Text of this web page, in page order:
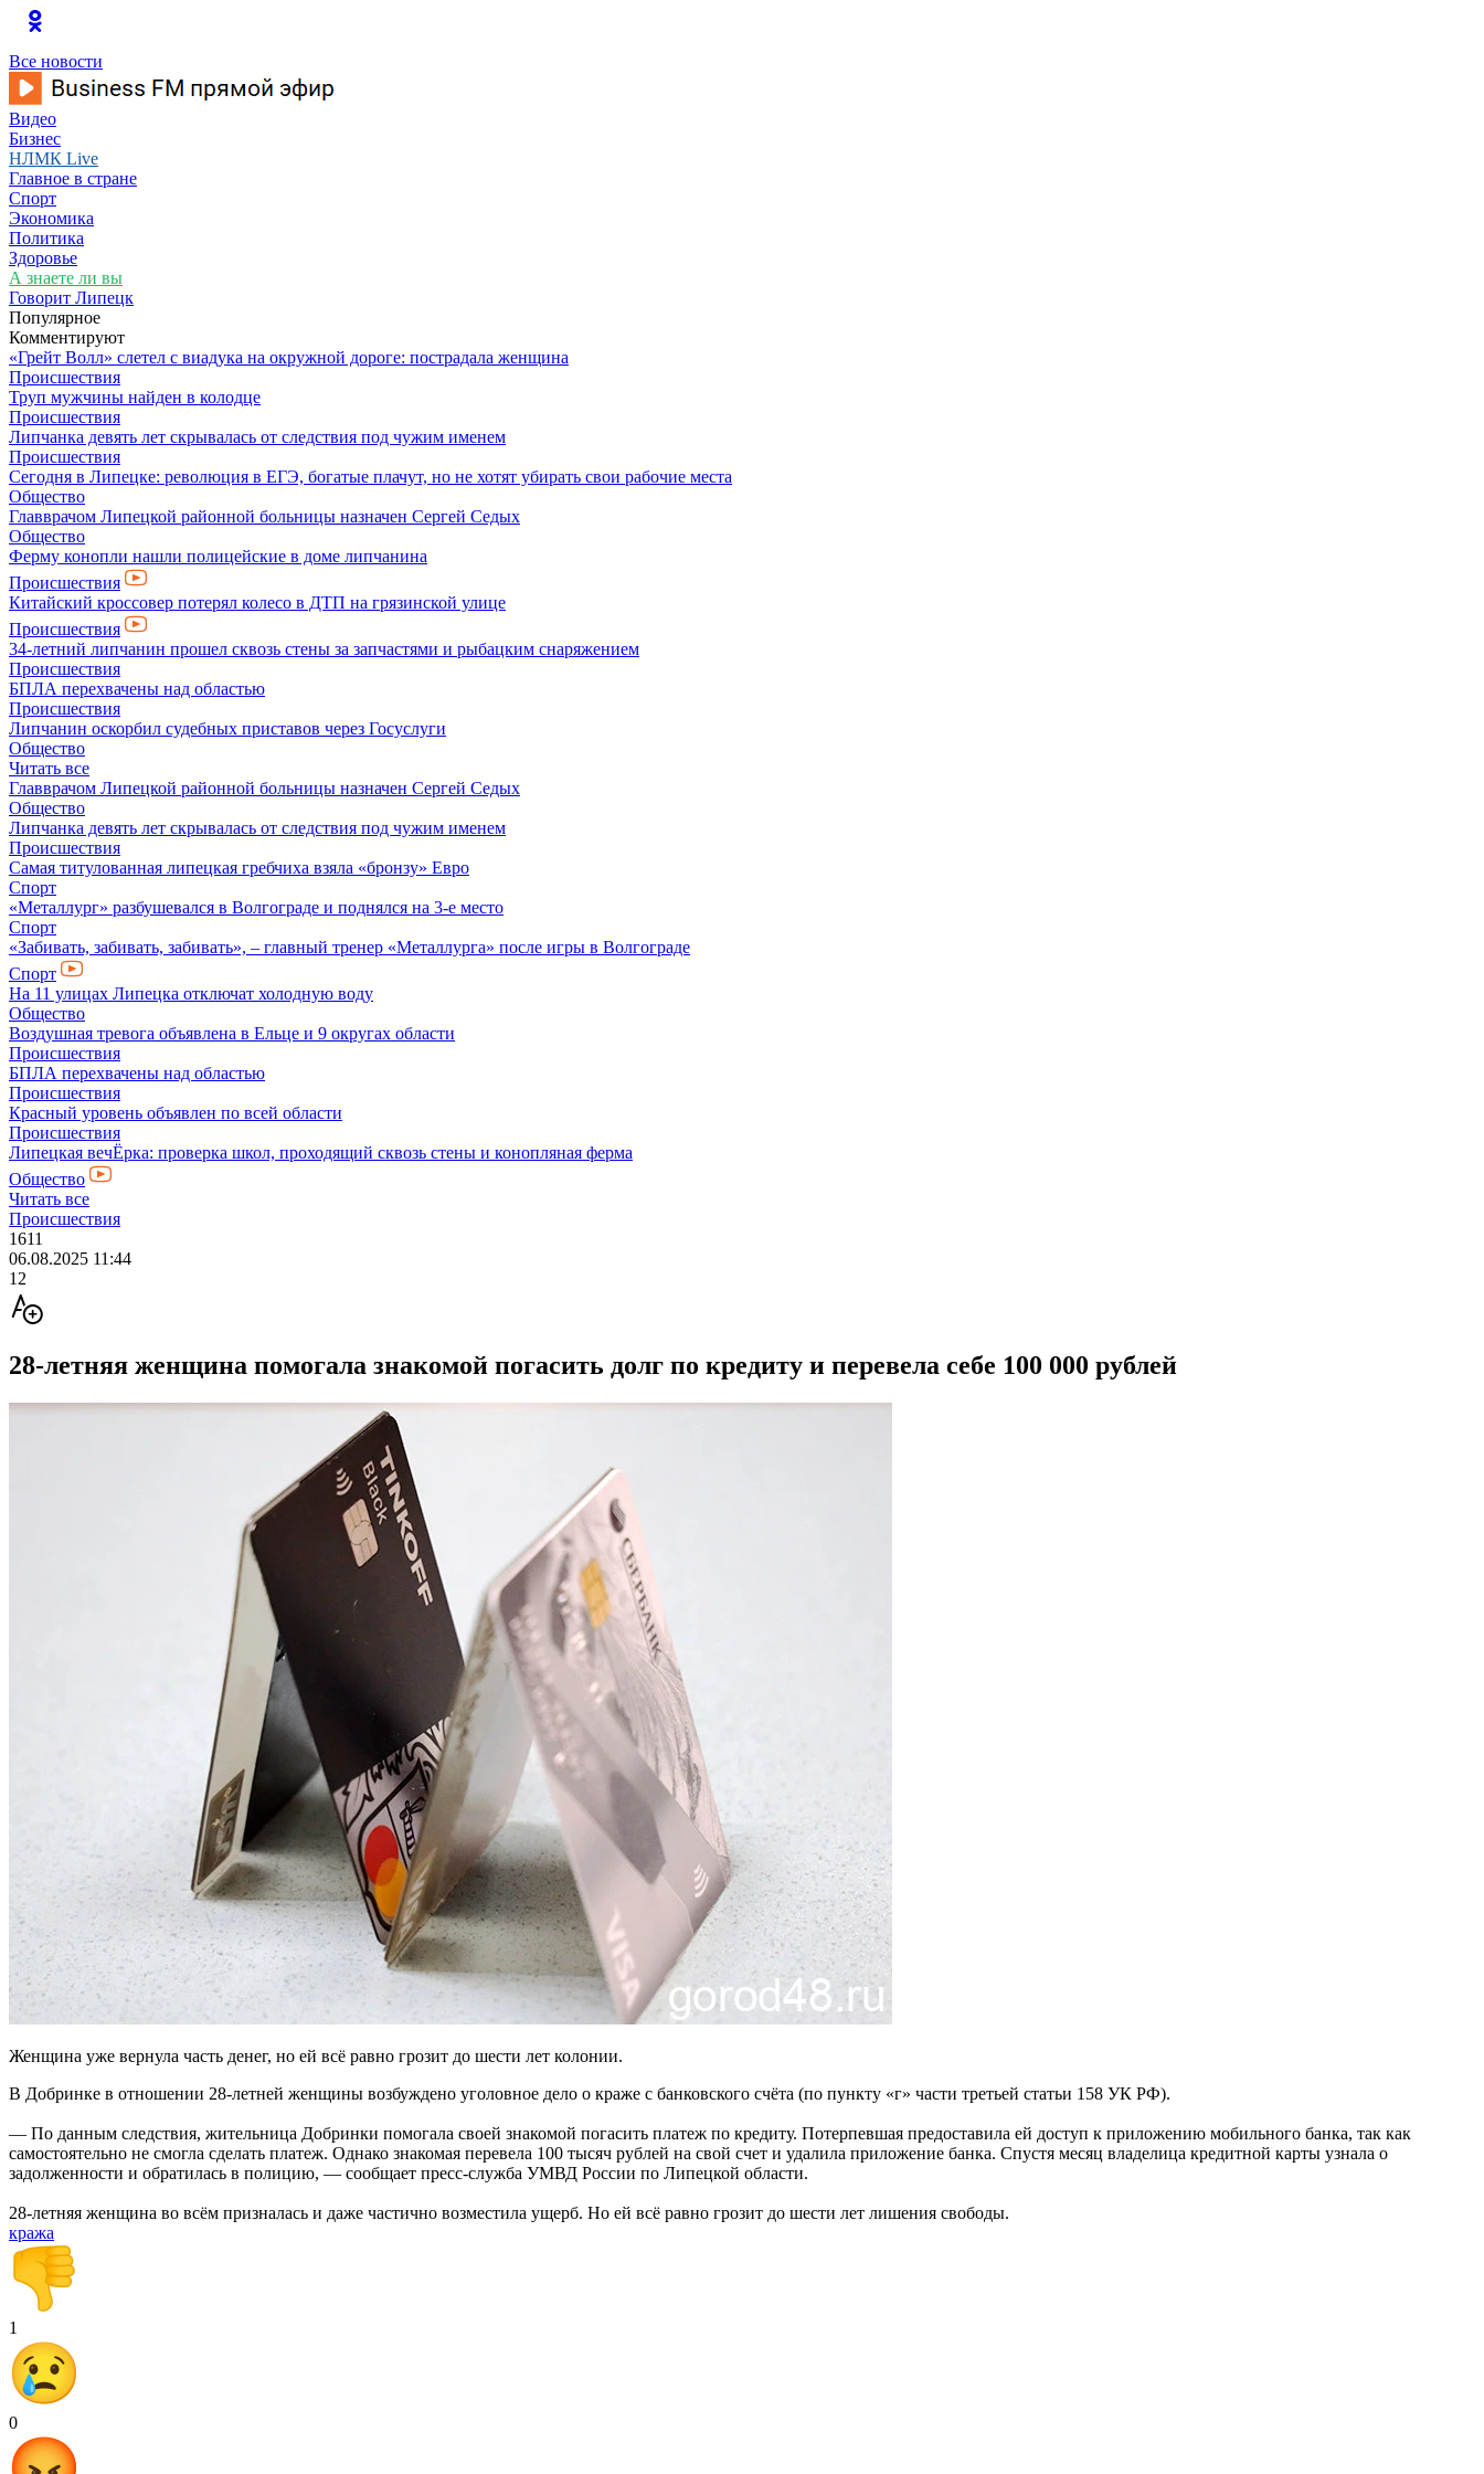
Все новости
Видео
Бизнес
НЛМК Live
Главное в стране
Спорт
Экономика
Политика
Здоровье
А знаете ли вы
Говорит Липецк
Популярное
Комментируют
«Грейт Волл» слетел с виадука на окружной дороге: пострадала женщина
Происшествия
Труп мужчины найден в колодце
Происшествия
Липчанка девять лет скрывалась от следствия под чужим именем
Происшествия
Сегодня в Липецке: революция в ЕГЭ, богатые плачут, но не хотят убирать свои рабочие места
Общество
Главврачом Липецкой районной больницы назначен Сергей Седых
Общество
Ферму конопли нашли полицейские в доме липчанина
Происшествия
Китайский кроссовер потерял колесо в ДТП на грязинской улице
Происшествия
34-летний липчанин прошел сквозь стены за запчастями и рыбацким снаряжением
Происшествия
БПЛА перехвачены над областью
Происшествия
Липчанин оскорбил судебных приставов через Госуслуги
Общество
Читать все
Главврачом Липецкой районной больницы назначен Сергей Седых
Общество
Липчанка девять лет скрывалась от следствия под чужим именем
Происшествия
Самая титулованная липецкая гребчиха взяла «бронзу» Евро
Спорт
«Металлург» разбушевался в Волгограде и поднялся на 3-е место
Спорт
«Забивать, забивать, забивать», – главный тренер «Металлурга» после игры в Волгограде
Спорт
На 11 улицах Липецка отключат холодную воду
Общество
Воздушная тревога объявлена в Ельце и 9 округах области
Происшествия
БПЛА перехвачены над областью
Происшествия
Красный уровень объявлен по всей области
Происшествия
Липецкая вечЁрка: проверка школ, проходящий сквозь стены и конопляная ферма
Общество
Читать все
Происшествия
1611
06.08.2025 11:44
12
28-летняя женщина помогала знакомой погасить долг по кредиту и перевела себе 100 000 рублей
Женщина уже вернула часть денег, но ей всё равно грозит до шести лет колонии.
В Добринке в отношении 28-летней женщины возбуждено уголовное дело о краже с банковского счёта (по пункту «г» части третьей статьи 158 УК РФ).
— По данным следствия, жительница Добринки помогала своей знакомой погасить платеж по кредиту. Потерпевшая предоставила ей доступ к приложению мобильного банка, так как
самостоятельно не смогла сделать платеж. Однако знакомая перевела 100 тысяч рублей на свой счет и удалила приложение банка. Спустя месяц владелица кредитной карты узнала о
задолженности и обратилась в полицию, — сообщает пресс-служба УМВД России по Липецкой области.
28-летняя женщина во всём призналась и даже частично возместила ущерб. Но ей всё равно грозит до шести лет лишения свободы.
кража
1
0